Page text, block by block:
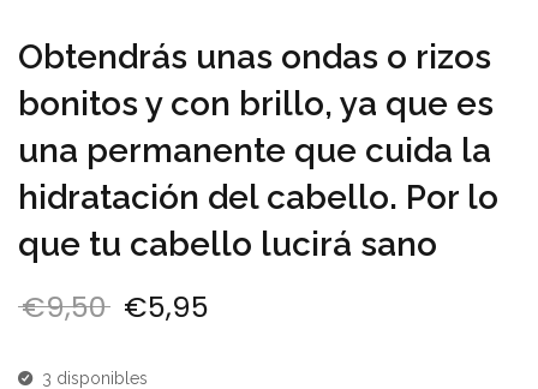
Obtendrás unas ondas o rizos
bonitos y con brillo, ya que es
una permanente que cuida la
hidratación del cabello. Por lo
que tu cabello lucirá sano
€9,50 El precio original era: €9,50.
€5,95
3 disponibles